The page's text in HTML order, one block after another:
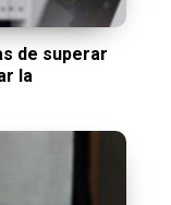
de superar
la